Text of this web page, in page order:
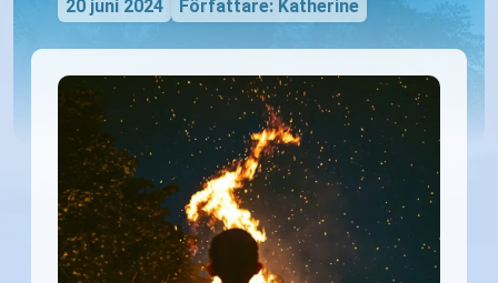
20 juni 2024 Författare: Katherine